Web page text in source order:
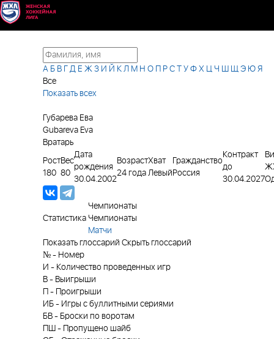
А Б В Д Е Ж З И Й К Л М Н О Р С У Ф Х Ц Ч Ш Щ Э Ю Я
Все
Показать всех
Губарева Ева
Gubareva Eva
Вратарь
Рост
180
Вес
80
Дата
рождения
30.04.2002
Возраст
24 года
Хват
Левый
Гражданство
Россия
Контракт
до
30.04.2027
Статистика
Чемпионаты
Чемпионаты
Матчи
Показать глоссарий Скрыть глоссарий
№ - Номер
И - Количество проведенных игр
В - Выигрыши
-
Проигрыши
ИБ - Игры с буллитными сериями
БВ - Броски по воротам
ПШ -
Пропущено шайб